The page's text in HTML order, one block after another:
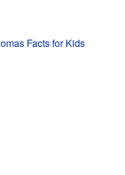
Facts for Kids